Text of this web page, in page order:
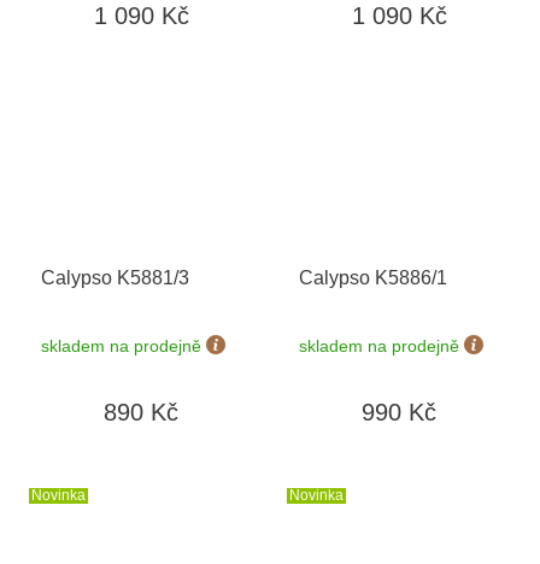
1 090 Kč 1 090 Kč
Calypso K5881/3
skladem na prodejně
890 Kč
Calypso K5886/1
skladem na prodejně
990 Kč
Novinka Novinka